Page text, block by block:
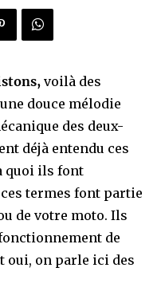
voilà des
douce mélodie
des deux-
déjà entendu ces
quoi ils font
termes font partie
de votre moto. Ils
de
oui, on parle ici des